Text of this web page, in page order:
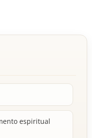
espiritual